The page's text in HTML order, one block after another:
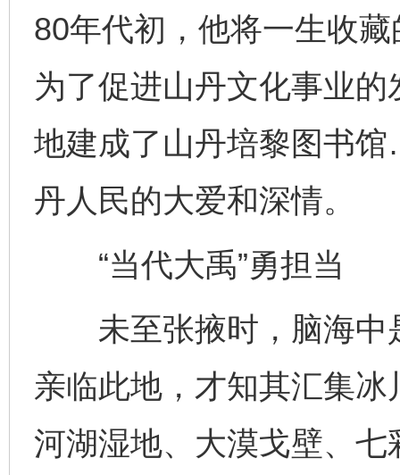
80年代初，他将一生收
为了促进山丹文化事业
地建成了山丹培黎图书
丹人民的大爱和深情。
“当代大禹”勇担当
未至张掖时，脑海中
亲临此地，才知其汇集
河湖湿地、大漠戈壁、